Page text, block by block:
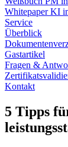
Whitepaper KI
Service
Überblick
Gastartikel
Fragen &
Kontakt
5 Tipps